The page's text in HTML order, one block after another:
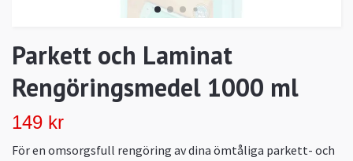
Parkett och Laminat
Rengöringsmedel 1000 ml
149 kr
För en omsorgsfull rengöring av dina ömtåliga parkett- och